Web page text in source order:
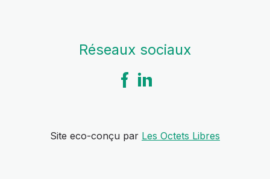
Réseaux sociaux
Site eco-conçu par Les Octets Libres